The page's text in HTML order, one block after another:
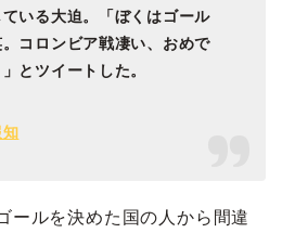
いる大迫。「ぼくはゴール
コロンビア戦凄い、おめで
とツイートした。
知
ールを決めた国の人から間違